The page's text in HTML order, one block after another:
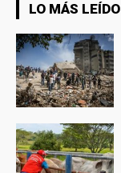
LO MÁS LEÍDO